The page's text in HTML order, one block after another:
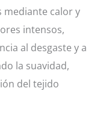
mediante calor y
intensos,
al desgaste y a
la suavidad,
del tejido